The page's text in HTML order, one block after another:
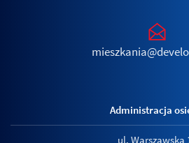
Administracja
ul. Warszawska